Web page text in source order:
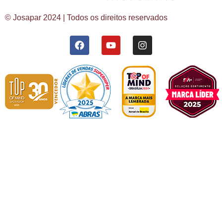
© Josapar 2024 | Todos os direitos reservados